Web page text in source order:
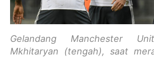
Gelandang Manchester
Mkhitaryan (tengah), saat